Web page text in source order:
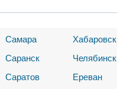
Самара
Хабаровск
Саранск
Челябинск
Саратов
Ереван